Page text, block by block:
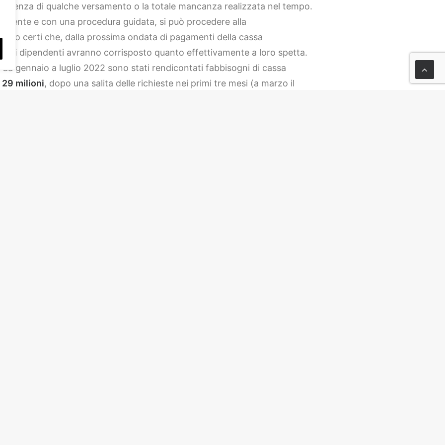
carenza di qualche versamento o la totale mancanza realizzata nel tempo.
e con una procedura guidata, si può procedere alla
certi che, dalla prossima ondata di pagamenti della cassa
dipendenti avranno corrisposto quanto effettivamente a loro spetta.
da gennaio a luglio 2022 sono stati rendicontati fabbisogni di cassa
29 milioni, dopo una salita delle richieste nei primi tre mesi (a marzo il